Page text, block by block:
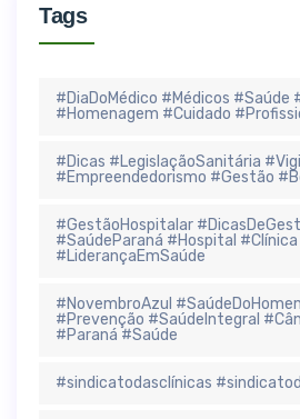
Tags
#DiaDoMédico #Médicos #Saúde
#Homenagem #Cuidado
#Dicas #LegislaçãoSanitária
#Empreendedorismo #Gestão
#GestãoHospitalar
#SaúdeParaná #Hospital #Clínica
#LiderançaEmSaúde
#NovembroAzul
#Prevenção #SaúdeIntegral
#Paraná #Saúde
#sindicatodasclínicas